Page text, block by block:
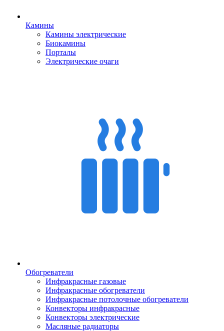
Камины
Камины электрические
Биокамины
Порталы
Электрические очаги
Обогреватели
Инфракрасные газовые
Инфракрасные обогреватели
Инфракрасные потолочные обогреватели
Конвекторы инфракрасные
Конвекторы электрические
Масляные радиаторы